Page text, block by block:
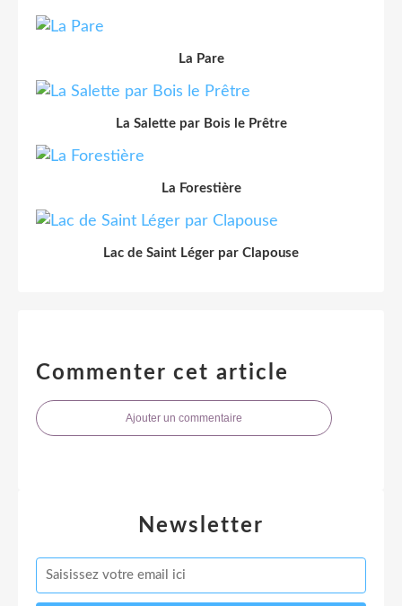
La Pare
La Salette par Bois le Prêtre
La Forestière
Lac de Saint Léger par Clapouse
Commenter cet article
Ajouter un commentaire
Newsletter